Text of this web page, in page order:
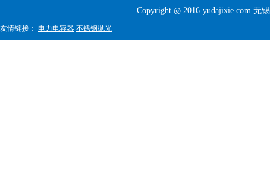
Copyright ◎ 2016 yudajixie.com 无
友情链接： 电力电容器 不锈钢抛光